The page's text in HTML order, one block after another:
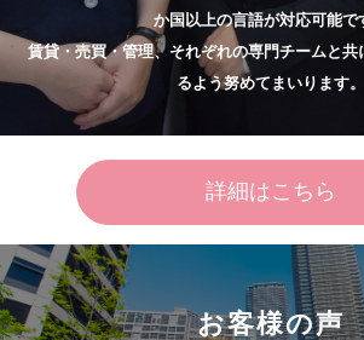
か国以上の言語が対応可能で
賃貸・売買・管理、それぞれの専門チームと共
るよう努めてまいります。
詳細はこちら
お客様の声